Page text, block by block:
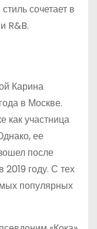
сочетает в
R&B.
Карина
в Москве.
как участница
ее
после
2019 году. С тех
популярных